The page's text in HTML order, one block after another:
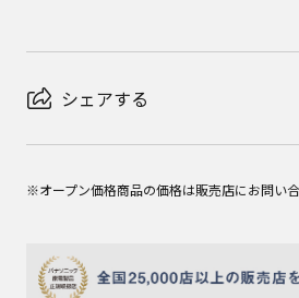
シェアする
※オープン価格商品の価格は販売店にお問い合